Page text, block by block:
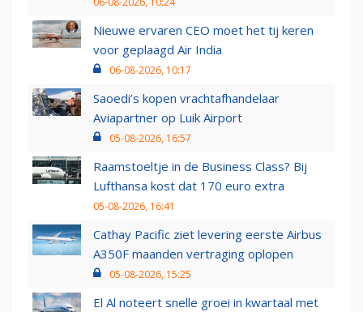
Nieuwe ervaren CEO moet het tij keren
voor geplaagd Air India
06-08-2026, 10:17
Saoedi’s kopen vrachtafhandelaar
Aviapartner op Luik Airport
05-08-2026, 16:57
Raamstoeltje in de Business Class? Bij
Lufthansa kost dat 170 euro extra
05-08-2026, 16:41
Cathay Pacific ziet levering eerste Airbus
A350F maanden vertraging oplopen
05-08-2026, 15:25
El Al noteert snelle groei in kwartaal met